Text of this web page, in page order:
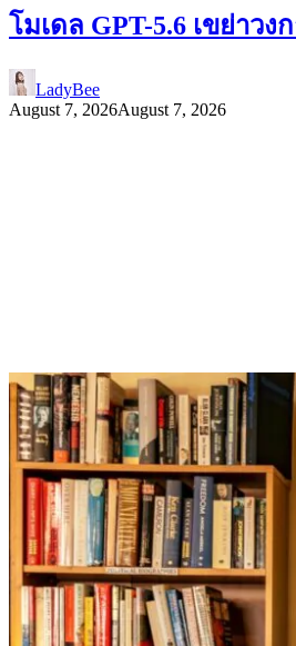
โมเดล GPT-5.6 เขย่าวง
LadyBee
August 7, 2026August 7, 2026